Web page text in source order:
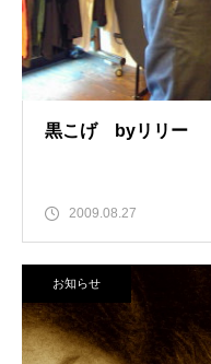
黒こげ byリリー
2009.08.27
お知らせ